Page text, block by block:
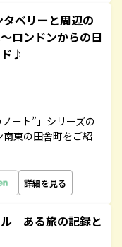
ベリーと周辺の
ロンドンからの日
♪
ート”」シリーズの
東の田舎町をご紹
詳細を見る
ある旅の記録と